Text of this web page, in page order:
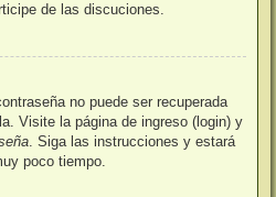
de las discuciones.
no puede ser recuperada
Visite la página de ingreso (login) y
. Siga las instrucciones y estará
poco tiempo.